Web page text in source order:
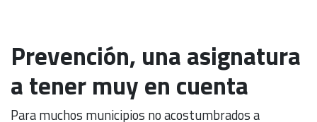
Prevención, una asignatura
a tener muy en cuenta
Para muchos municipios no acostumbrados a